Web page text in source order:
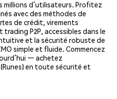
millions d’utilisateurs. Profitez
avec des méthodes de
de crédit, virements
P2P, accessibles dans le
et la sécurité robuste de
simple et fluide. Commencez
— achetez
en toute sécurité et